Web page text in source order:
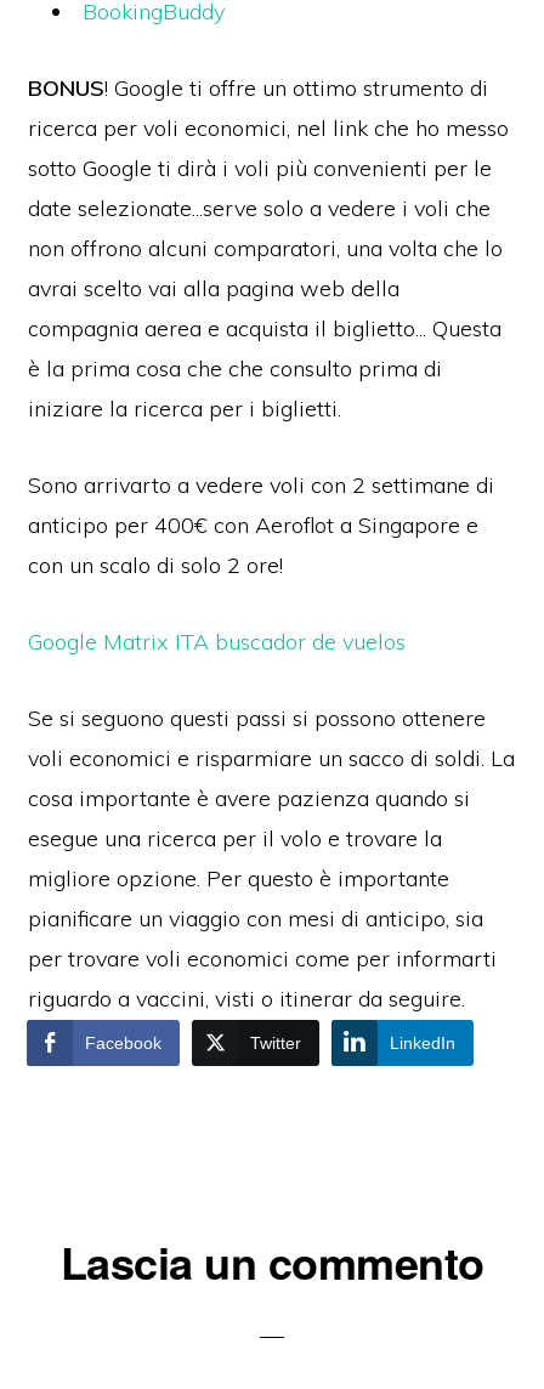
BookingBuddy
BONUS! Google ti offre un ottimo strumento di
ricerca per voli economici, nel link che ho messo
sotto Google ti dirà i voli più convenienti per le
date selezionate...serve solo a vedere i voli che
non offrono alcuni comparatori, una volta che lo
avrai scelto vai alla pagina web della
compagnia aerea e acquista il biglietto... Questa
è la prima cosa che che consulto prima di
iniziare la ricerca per i biglietti.
Sono arrivarto a vedere voli con 2 settimane di
anticipo per 400€ con Aeroflot a Singapore e
con un scalo di solo 2 ore!
Google Matrix ITA buscador de vuelos
Se si seguono questi passi si possono ottenere
voli economici e risparmiare un sacco di soldi. La
cosa importante è avere pazienza quando si
esegue una ricerca per il volo e trovare la
migliore opzione. Per questo è importante
pianificare un viaggio con mesi di anticipo, sia
per trovare voli economici come per informarti
riguardo a vaccini, visti o itinerar da seguire.
Facebook Twitter LinkedIn
Interazioni
Lascia un commento